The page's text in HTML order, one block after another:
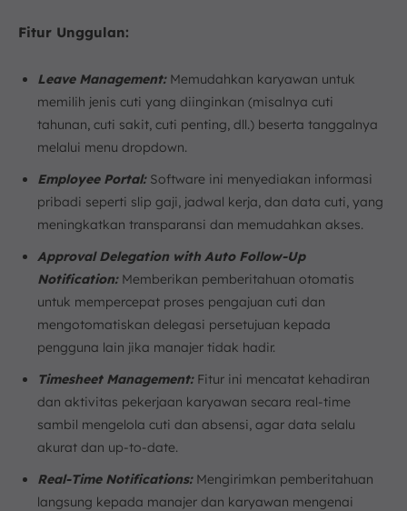
Fitur Unggulan:
Leave Management:Memudahkan karyawan untuk
memilih jenis cuti yang diinginkan (misalnya cuti
tahunan, cuti sakit, cuti penting, dll.) beserta tanggalnya
melalui menu dropdown.
Employee Portal:Software ini menyediakan informasi
pribadi seperti slip gaji, jadwal kerja, dan data cuti, yang
meningkatkan transparansi dan memudahkan akses.
Approval Delegation with Auto Follow-Up
Notification:Memberikan pemberitahuan otomatis
untuk mempercepat proses pengajuan cuti dan
mengotomatiskan delegasi persetujuan kepada
pengguna lain jika manajer tidak hadir.
Timesheet Management:Fitur ini mencatat kehadiran
dan aktivitas pekerjaan karyawan secara real-time
sambil mengelola cuti dan absensi, agar data selalu
akurat dan up-to-date.
Real-Time Notifications:Mengirimkan pemberitahuan
langsung kepada manajer dan karyawan mengenai